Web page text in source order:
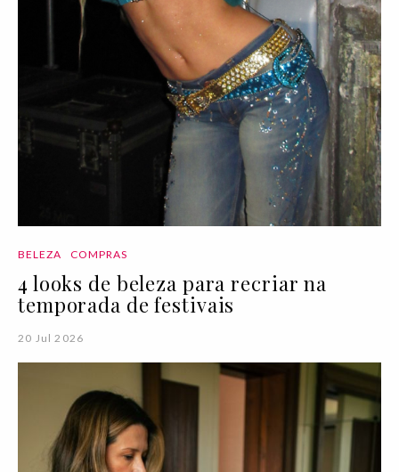
BELEZA COMPRAS
4 looks de beleza para recriar na
temporada de festivais
20 Jul 2026